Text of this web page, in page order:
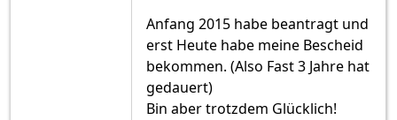
Anfang 2015 habe beantragt und
erst Heute habe meine Bescheid
bekommen. (Also Fast 3 Jahre hat
gedauert)
Bin aber trotzdem Glücklich!